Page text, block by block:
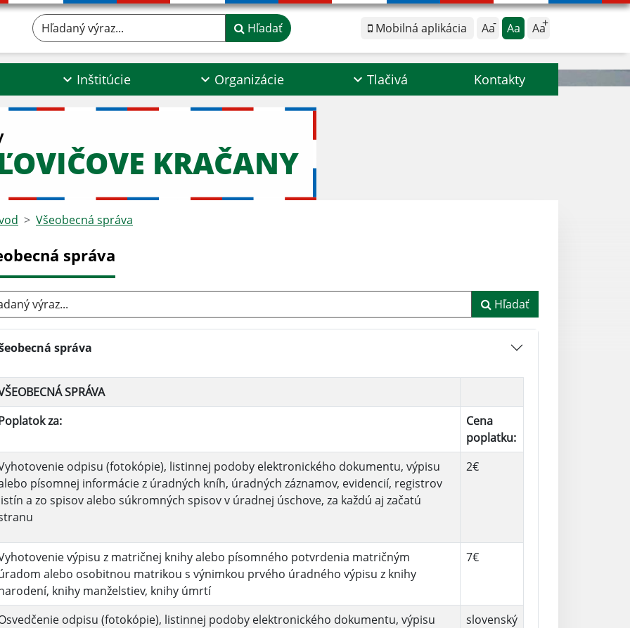
Mobilná aplikácia Aa Aa Aa
Hľadaný výraz... Hľadať
Inštitúcie Organizácie Tlačivá Kontakty
KRAČANY
Všeobecná správa
správa
výraz... Hľadať
správa
SPRÁVA
za:
Cena
poplatku:
odpisu (fotokópie), listinnej podoby elektronického dokumentu, výpisu
písomnej informácie z úradných kníh, úradných záznamov, evidencií, registrov
a zo spisov alebo súkromných spisov v úradnej úschove, za každú aj začatú
2€
výpisu z matričnej knihy alebo písomného potvrdenia matričným
alebo osobitnou matrikou s výnimkou prvého úradného výpisu z knihy
knihy manželstiev, knihy úmrtí
7€
odpisu (fotokópie), listinnej podoby elektronického dokumentu, výpisu
slovenský